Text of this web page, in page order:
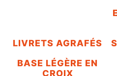
LIVRETS AGRAFÉS
BASE LÉGÈRE EN
CROIX